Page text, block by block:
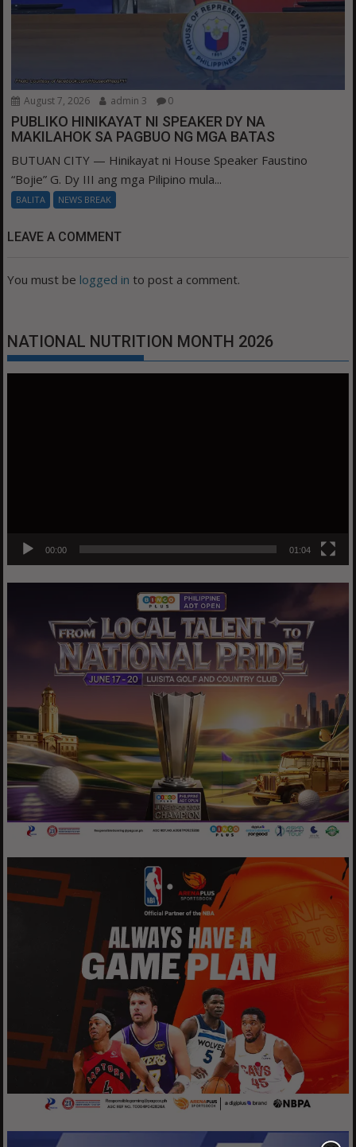
August 7, 2026 admin 3 0
PUBLIKO HINIKAYAT NI SPEAKER DY NA
MAKILAHOK SA PAGBUO NG MGA BATAS
BUTUAN CITY — Hinikayat ni House Speaker Faustino
“Bojie” G. Dy III ang mga Pilipino mula...
BALITA NEWS BREAK
LEAVE A COMMENT
You must be logged in to post a comment.
NATIONAL NUTRITION MONTH 2026
00:00 01:04